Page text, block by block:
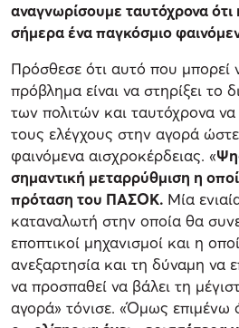
αναγνωρίσουμε ταυτόχρονα ότι
σήμερα ένα παγκόσμιο
Πρόσθεσε ότι αυτό που μπορεί
πρόβλημα είναι να στηρίξει το
των πολιτών και ταυτόχρονα να
τους ελέγχους στην αγορά ώστε
φαινόμενα αισχροκέρδειας. «
σημαντική μεταρρύθμιση η
πρόταση του ΠΑΣΟΚ. Μία
καταναλωτή στην οποία θα
εποπτικοί μηχανισμοί και η
ανεξαρτησία και τη δύναμη να
να προσπαθεί να βάλει τη
αγορά» τόνισε. «Όμως επιμένω